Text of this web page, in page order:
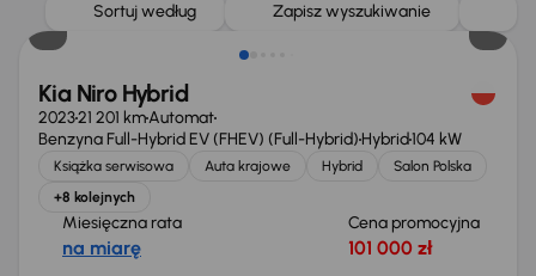
Sortuj według Zapisz wyszukiwanie
Kia Niro Hybrid
202321 201 kmAutomat
Benzyna Full-Hybrid EV (FHEV) (Full-Hybrid) Hybrid104 kW
Książka serwisowa Auta krajowe Hybrid
Salon Polska
+8 kolejnych
Miesięczna rata
na miarę
Cena promocyjna
101 000 zł